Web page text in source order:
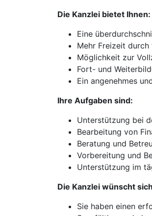
Die Kanzlei bietet Ihnen:
Eine
Mehr Freizeit
Möglichkeit zur
Fort- und
Ein angenehmes
Ihre Aufgaben sind:
Unterstützung bei
Bearbeitung von
Beratung und
Vorbereitung und
Unterstützung im
Die Kanzlei wünscht
Sie haben einen